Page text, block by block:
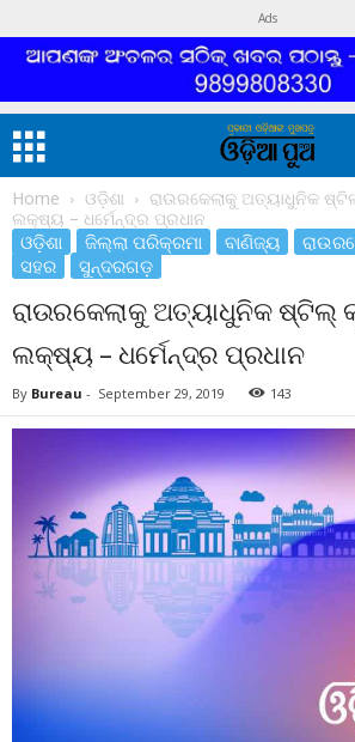
Ads
Home ଓଡ଼ିଶା
ରାଉରକେଲାକୁ ଅତ୍ୟାଧୁନିକ
ଲକ୍ଷ୍ୟ – ଧର୍ମେନ୍ଦ୍ର ପ୍ରଧାନ
ଓଡ଼ିଶା ଜିଲ୍ଲା ପରିକ୍ରମା ବାଣିଜ୍ୟ
ସହର
ସୁନ୍ଦରଗଡ଼
ରାଉରକେଲାକୁ ଅତ୍ୟାଧୁନିକ ଷ୍ଟିଲ୍
ଲକ୍ଷ୍ୟ – ଧର୍ମେନ୍ଦ୍ର ପ୍ରଧାନ
By Bureau - September 29, 2019 143